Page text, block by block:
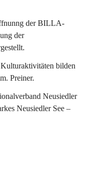
der BILLA-
der
bilden
Preiner.
Neusiedler
Neusiedler See –